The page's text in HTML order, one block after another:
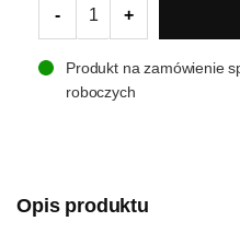
- +
Produkt na zamówienie
roboczych
Opis produktu